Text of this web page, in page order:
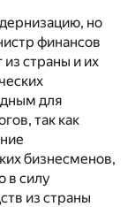
но
финансов
страны и их
для
так как
бизнесменов,
в силу
из страны